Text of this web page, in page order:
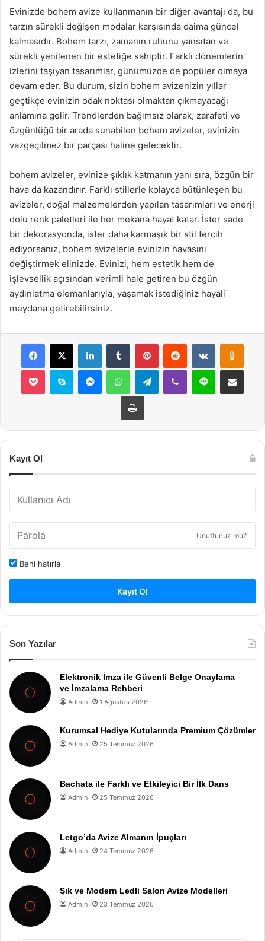
Evinizde bohem avize kullanmanın bir diğer avantajı da, bu
tarzın sürekli değişen modalar karşısında daima güncel
kalmasıdır. Bohem tarzı, zamanın ruhunu yansıtan ve
sürekli yenilenen bir estetiğe sahiptir. Farklı dönemlerin
izlerini taşıyan tasarımlar, günümüzde de popüler olmaya
devam eder. Bu durum, sizin bohem avizenizin yıllar
geçtikçe evinizin odak noktası olmaktan çıkmayacağı
anlamına gelir. Trendlerden bağımsız olarak, zarafeti ve
özgünlüğü bir arada sunabilen bohem avizeler, evinizin
vazgeçilmez bir parçası haline gelecektir.
bohem avizeler, evinize şıklık katmanın yanı sıra, özgün bir
hava da kazandırır. Farklı stillerle kolayca bütünleşen bu
avizeler, doğal malzemelerden yapılan tasarımları ve enerji
dolu renk paletleri ile her mekana hayat katar. İster sade
bir dekorasyonda, ister daha karmaşık bir stil tercih
ediyorsanız, bohem avizelerle evinizin havasını
değiştirmek elinizde. Evinizi, hem estetik hem de
işlevsellik açısından verimli hale getiren bu özgün
aydınlatma elemanlarıyla, yaşamak istediğiniz hayali
meydana getirebilirsiniz.
Facebook
X LinkedInTumblr PinterestReddit VKontakte
Pocket Skype MessengerWhatsAppTelegramViber Line E-Posta ile
Yazdır
Kayıt Ol
Unuttunuz mu?
Beni hatırla
Kayıt Ol
Son Yazılar
Elektronik İmza ile Güvenli Belge Onaylama
ve İmzalama Rehberi
Admin 1 Ağustos 2026
Kurumsal Hediye Kutularında Premium Çözümler
Admin 25 Temmuz 2026
Bachata ile Farklı ve Etkileyici Bir İlk Dans
Admin 25 Temmuz 2026
Letgo’da Avize Almanın İpuçları
Admin 24 Temmuz 2026
Şık ve Modern Ledli Salon Avize Modelleri
Admin 23 Temmuz 2026